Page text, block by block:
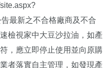
最新之不合格廠商及不合
檢視家中大豆沙拉油，如產
，應立即停止使用並向原購
者落實自主管理，如發現產